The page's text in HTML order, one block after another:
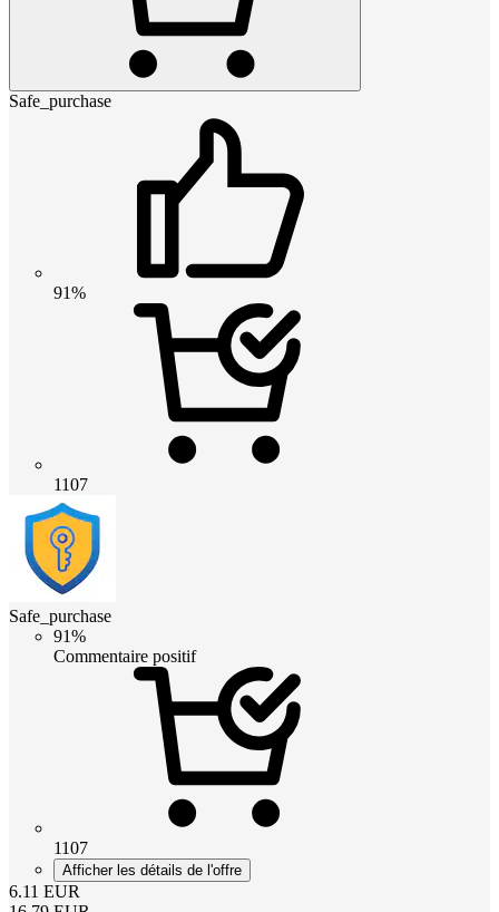
Safe_purchase
91%
1107
Safe_purchase
91%
Commentaire positif
1107
Afficher les détails de l'offre
6.11 EUR